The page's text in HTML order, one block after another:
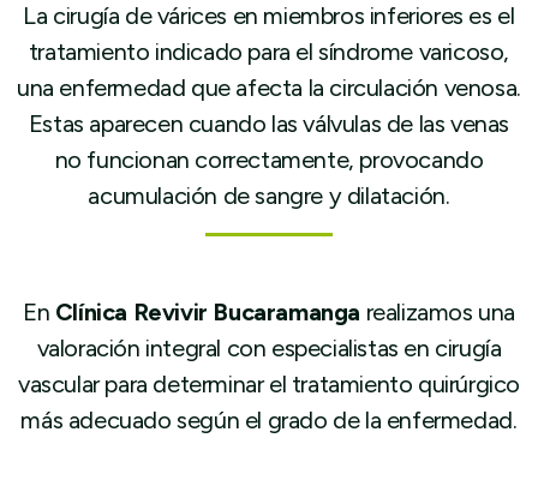
La cirugía de várices en miembros inferiores es el
tratamiento indicado para el síndrome varicoso,
una enfermedad que afecta la circulación venosa.
Estas aparecen cuando las válvulas de las venas
no funcionan correctamente, provocando
acumulación de sangre y dilatación.
En Clínica Revivir Bucaramanga realizamos una
valoración integral con especialistas en cirugía
vascular para determinar el tratamiento quirúrgico
más adecuado según el grado de la enfermedad.